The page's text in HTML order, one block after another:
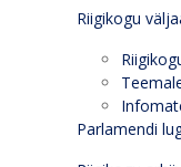
Riigikogu
Parlamendi